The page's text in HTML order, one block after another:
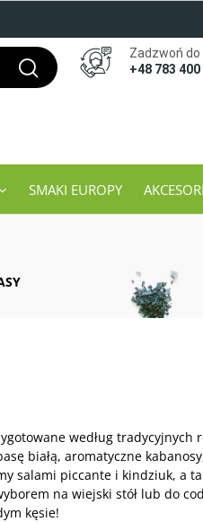
Zadzwoń do
+48 783 400
SMAKI EUROPY
według
białą, aromatyczne
salami piccante i kindziuk, a
na wiejski stół lub do
kęsie!